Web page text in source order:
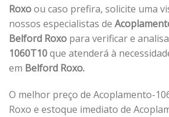
Roxoou caso prefira, solicite uma
nossos especialistas de
Belford Roxo para verificar e
1060T10que atenderá à
em Belford Roxo.
O melhor preço de Acoplamento-
Roxo e estoque imediato de